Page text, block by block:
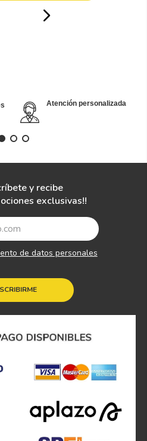
Atención personalizada
y recibe
exclusivas!!
de datos personales